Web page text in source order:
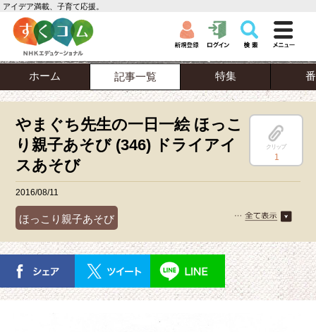
アイデア満載、子育て応援。
ホーム 記事一覧 特集
やまぐち先生の一日一絵 ほっこ
り親子あそび (346) ドライアイ
スあそび
クリップ
1
2016/08/11
ほっこり親子あそび